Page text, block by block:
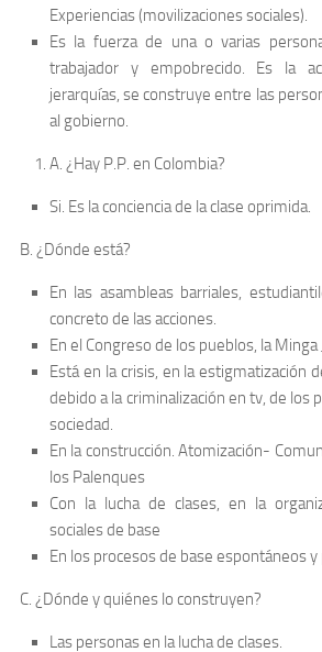
Experiencias (movilizaciones sociales).
Es la fuerza de una o varias
trabajador y empobrecido. Es la
jerarquías, se construye entre las
al gobierno.
A. ¿Hay P.P. en Colombia?
Si. Es la conciencia de la clase oprimida.
B. ¿Dónde está?
En las asambleas barriales,
concreto de las acciones.
En el Congreso de los pueblos, la Minga
Está en la crisis, en la estigmatización
debido a la criminalización en tv, de los
sociedad.
En la construcción. Atomización-
los Palenques
Con la lucha de clases, en la
sociales de base
En los procesos de base espontáneos
C. ¿Dónde y quiénes lo construyen?
Las personas en la lucha de clases.